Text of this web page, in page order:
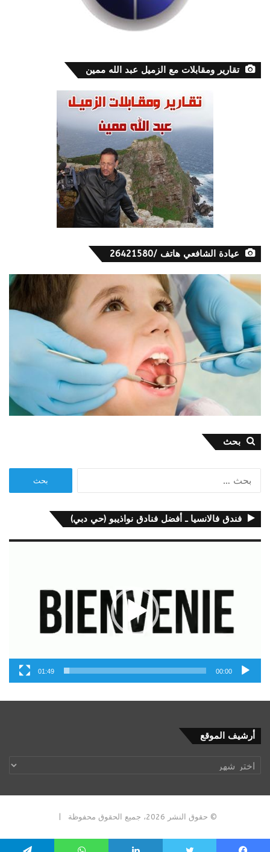
تقارير ومقابلات مع الزميل عبد الله ممين
عيادة الشافعي هاتف /26421580
بحث
فندق فالانسيا ـ أفضل فنادق نواذيبو (حي دبي)
00:00
01:49
أرشيف الموقع
أرشيف
الموقع
© حقوق النشر 2026، جميع الحقوق محفوظة |